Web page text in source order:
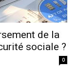
de la
sociale ?
0